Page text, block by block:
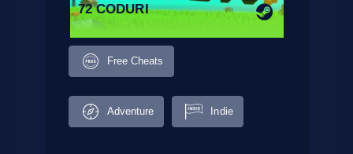
72 CODURI
Free Cheats
Adventure Indie